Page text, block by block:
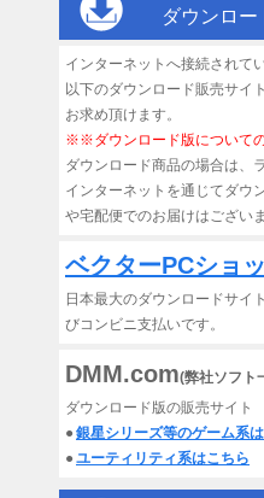
ダウンロー
インターネットへ接続されて
以下のダウンロード販売サイ
お求め頂けます。
※※ダウンロード版について
ダウンロード商品の場合は、
インターネットを通じてダウ
や宅配便でのお届けはございま
ベクターPCショ
日本最大のダウンロードサイ
びコンビニ支払いです。
DMM.com(弊社ソフト
ダウンロード版の販売サイト
●銀星シリーズ等のゲーム系
●ユーティリティ系はこちら